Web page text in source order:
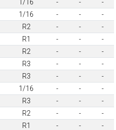
1/16 - -
-
1/16 - -
-
R2 - -
-
R1 - -
-
R2 - -
-
R3 - -
-
R3 - -
-
1/16 - -
-
R3 - -
-
R2 - -
-
R1 - -
-